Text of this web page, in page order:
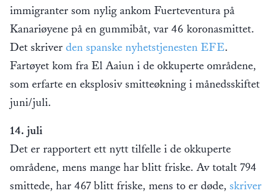
immigranter som nylig ankom Fuerteventura på
Kanariøyene på en gummibåt, var 46 koronasmittet.
Det skriver den spanske nyhetstjenesten EFE.
Fartøyet kom fra El Aaiun i de okkuperte områdene,
som erfarte en eksplosiv smitteøkning i månedsskiftet
juni/juli.
14. juli
Det er rapportert ett nytt tilfelle i de okkuperte
områdene, mens mange har blitt friske. Av totalt 794
smittede, har 467 blitt friske, mens to er døde, skriver